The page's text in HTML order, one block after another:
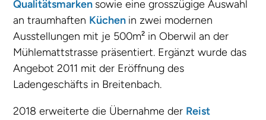
Qualitätsmarken sowie eine grosszügige Auswahl
an traumhaften Küchen in zwei modernen
Ausstellungen mit je 500m² in Oberwil an der
Mühlemattstrasse präsentiert. Ergänzt wurde das
Angebot 2011 mit der Eröffnung des
Ladengeschäfts in Breitenbach.
2018 erweiterte die Übernahme der Reist